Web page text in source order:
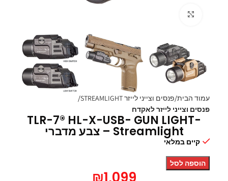
עמוד הבית פנסים וצייני לייזר STREAMLIGHT
פנסים וצייני לייזר לאקדח
TLR-7® HL-X-USB- GUN LIGHT-
Streamlight – צבע מדברי
קיים במלאי
הוספה לסל